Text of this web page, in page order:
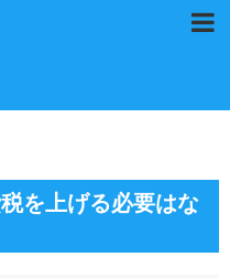
を上げる必要はな